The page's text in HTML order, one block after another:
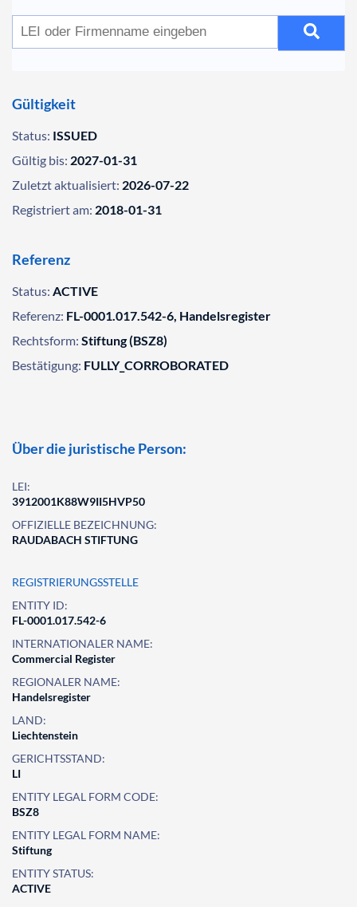
Gültigkeit
Status: ISSUED
Gültig bis: 2027-01-31
Zuletzt aktualisiert: 2026-07-22
Registriert am: 2018-01-31
Referenz
Status: ACTIVE
Referenz: FL-0001.017.542-6, Handelsregister
Rechtsform: Stiftung (BSZ8)
Bestätigung: FULLY_CORROBORATED
Über die juristische Person:
LEI:
3912001K88W9II5HVP50
OFFIZIELLE BEZEICHNUNG:
RAUDABACH STIFTUNG
REGISTRIERUNGSSTELLE
ENTITY ID:
FL-0001.017.542-6
INTERNATIONALER NAME:
Commercial Register
REGIONALER NAME:
Handelsregister
LAND:
Liechtenstein
GERICHTSSTAND:
LI
ENTITY LEGAL FORM CODE:
BSZ8
ENTITY LEGAL FORM NAME:
Stiftung
ENTITY STATUS:
ACTIVE